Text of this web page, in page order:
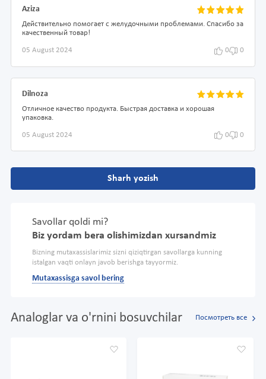
Aziza
Действительно помогает с желудочными проблемами. Спасибо за
качественный товар!
05 August 2024 0 0
Dilnoza
Отличное качество продукта. Быстрая доставка и хорошая
упаковка.
05 August 2024 0 0
Sharh yozish
Savollar qoldi mi?
Biz yordam bera olishimizdan xursandmiz
Bizning mutaxassislarimiz sizni qiziqtirgan savollarga kunning
istalgan vaqti onlayn javob berishga tayyormiz.
Mutaxassisga savol bering
Analoglar va o'rnini bosuvchilar Посмотреть все